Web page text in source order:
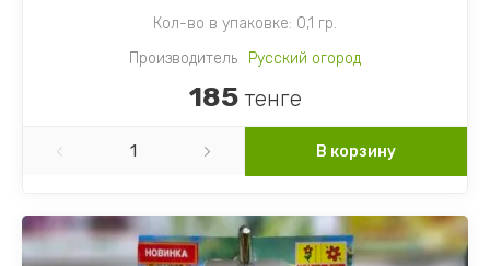
Кол-во в упаковке: 0,1 гр.
Производитель
Русский огород
185тенге
В корзину